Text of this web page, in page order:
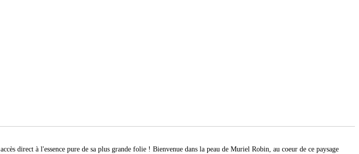
direct à l'essence pure de sa plus grande folie ! Bienvenue dans la peau de Muriel Robin, au coeur de ce paysage